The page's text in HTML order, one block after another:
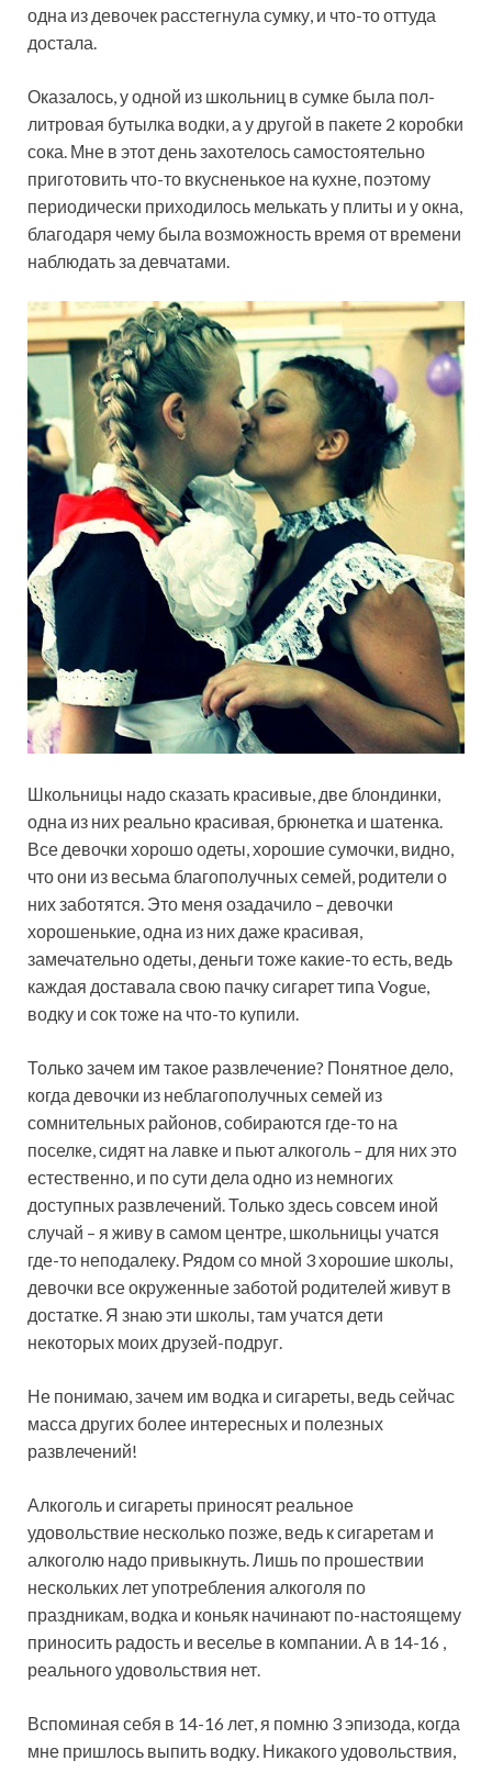
одна из девочек расстегнула сумку, и что-то оттуда
достала.
Оказалось, у одной из школьниц в сумке была пол-
литровая бутылка водки, а у другой в пакете 2 коробки
сока. Мне в этот день захотелось самостоятельно
приготовить что-то вкусненькое на кухне, поэтому
периодически приходилось мелькать у плиты и у окна,
благодаря чему была возможность время от времени
наблюдать за девчатами.
Школьницы надо сказать красивые, две блондинки,
одна из них реально красивая, брюнетка и шатенка.
Все девочки хорошо одеты, хорошие сумочки, видно,
что они из весьма благополучных семей, родители о
них заботятся. Это меня озадачило – девочки
хорошенькие, одна из них даже красивая,
замечательно одеты, деньги тоже какие-то есть, ведь
каждая доставала свою пачку сигарет типа Vogue,
водку и сок тоже на что-то купили.
Только зачем им такое развлечение? Понятное дело,
когда девочки из неблагополучных семей из
сомнительных районов, собираются где-то на
поселке, сидят на лавке и пьют алкоголь – для них это
естественно, и по сути дела одно из немногих
доступных развлечений. Только здесь совсем иной
случай – я живу в самом центре, школьницы учатся
где-то неподалеку. Рядом со мной 3 хорошие школы,
девочки все окруженные заботой родителей живут в
достатке. Я знаю эти школы, там учатся дети
некоторых моих друзей-подруг.
Не понимаю, зачем им водка и сигареты, ведь сейчас
масса других более интересных и полезных
развлечений!
Алкоголь и сигареты приносят реальное
удовольствие несколько позже, ведь к сигаретам и
алкоголю надо привыкнуть. Лишь по прошествии
нескольких лет употребления алкоголя по
праздникам, водка и коньяк начинают по-настоящему
приносить радость и веселье в компании. А в 14-16 ,
реального удовольствия нет.
Вспоминая себя в 14-16 лет, я помню 3 эпизода, когда
мне пришлось выпить водку. Никакого удовольствия,